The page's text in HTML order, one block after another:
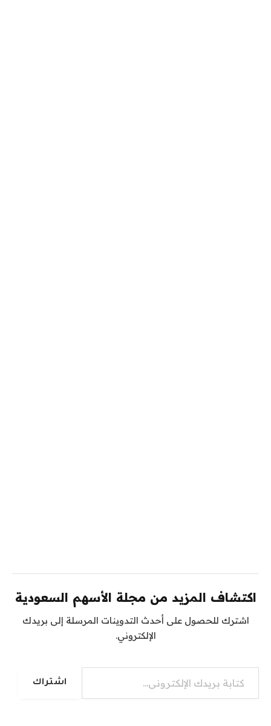
اكتشاف المزيد من مجلة الأسهم السعودية
اشترك للحصول على أحدث التدوينات المرسلة إلى بريدك
الإلكتروني.
كتابة بريدك الإلكتروني...
اشتراك